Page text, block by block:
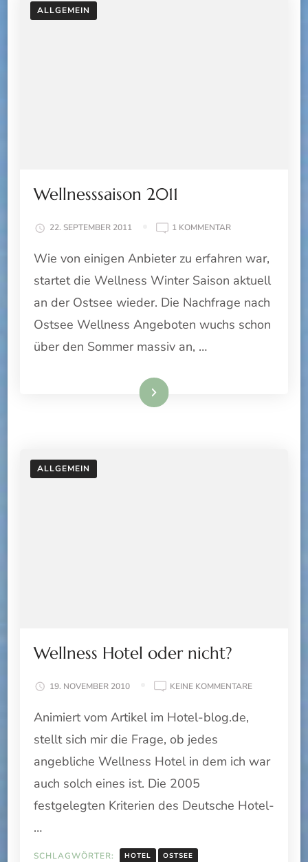
ALLGEMEIN
Wellnesssaison 2011
22. SEPTEMBER 2011 1 KOMMENTARZU
2011
Wie von einigen Anbieter zu erfahren war,
startet die Wellness Winter Saison aktuell
an der Ostsee wieder. Die Nachfrage nach
Ostsee Wellness Angeboten wuchs schon
über den Sommer massiv an, …
Weiterlesen
ALLGEMEIN
Wellness Hotel oder nicht?
19. NOVEMBER 2010 KEINE KOMMENTAREZU
Animiert vom Artikel im Hotel-blog.de,
stellt sich mir die Frage, ob jedes
angebliche Wellness Hotel in dem ich war
auch solch eines ist. Die 2005
festgelegten Kriterien des Deutsche Hotel-
…
SCHLAGWÖRTER: HOTEL OSTSEE